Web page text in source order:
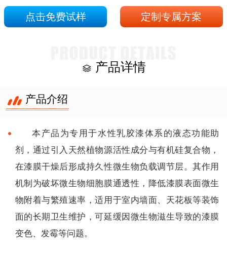
点击免费试样 定制专属方案
产品详情
产品介绍
本产品为专用于水性乳胶漆体系的液态功能助
剂，通过引入天然植物源活性成分与有机硅复合物，
在漆膜干燥后形成持久性微生物负载调节层。其作用
机制为破坏微生物细胞膜通透性，降低漆膜表面微生
物附着与繁殖速率，适用于室内墙面、天花板等装饰
面的长期卫生维护，可延缓因微生物滋生导致的漆膜
变色、发霉等问题。